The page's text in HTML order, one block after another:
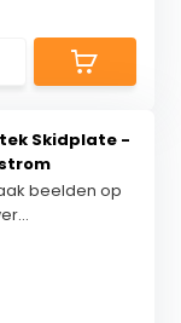
Skidplate -
beelden op